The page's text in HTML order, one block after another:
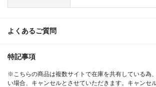
よくあるご質問
特記事項
※こちらの商品は複数サイトで在庫を共有している為
い場合、キャンセルとさせていただきます。キャンセ